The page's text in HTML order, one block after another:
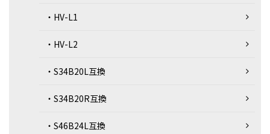
・HV-L1
・HV-L2
・S34B20L互換
・S34B20R互換
・S46B24L互換